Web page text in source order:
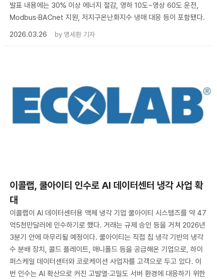
발표 내용에는 30% 이상 에너지 절감, 영하 10도~영상 60도 운전,
Modbus·BACnet 지원, 저지구온난화지수 냉매 대응 등이 포함됐다.
2026.03.26
by 명세환 기자
이콜랩, 쿨아이티 인수로 AI 데이터센터 냉각 사업 확
대
이콜랩이 AI 데이터센터용 액체 냉각 기업 쿨아이티 시스템즈를 약 47
억5천만달러에 인수하기로 했다. 거래는 규제 승인 등을 거쳐 2026년
3분기 안에 마무리될 예정이다. 쿨아이티는 직접 칩 냉각 기반의 냉각
수 분배 장치, 콜드 플레이트, 매니폴드 등을 공급해온 기업으로, 하이
퍼스케일 데이터센터와 코로케이션 사업자를 고객으로 두고 있다. 이
번 인수는 AI 확산으로 커진 고발열·고밀도 서버 환경에 대응하기 위한